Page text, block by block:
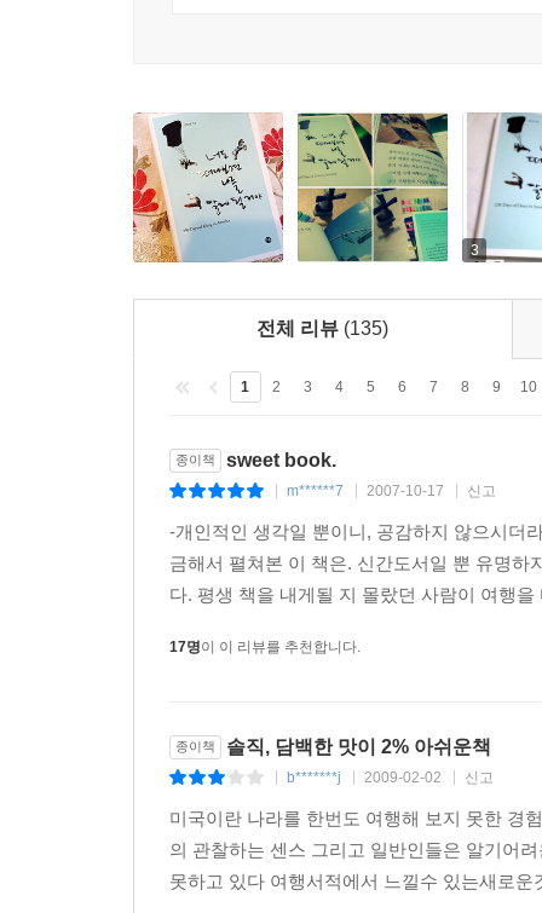
3
전체 리뷰 (135)
1 2 3 4 5 6 7 8 9 10
종이책 sweet book.
m******7 2007-10-17 신고
-개인적인 생각일 뿐이니, 공감하지 않으시더
금해서 펼쳐본 이 책은. 신간도서일 뿐 유명
다. 평생 책을 내게될 지 몰랐던 사람이 여행
17명이 이 리뷰를 추천합니다.
종이책 솔직, 담백한 맛이 2% 아쉬운책
b*******j 2009-02-02 신고
미국이란 나라를 한번도 여행해 보지 못한 경
의 관찰하는 센스 그리고 일반인들은 알기어
못하고 있다 여행서적에서 느낄수 있는새로